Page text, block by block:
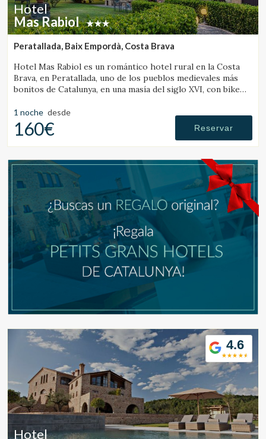
Hotel
Mas Rabiol
Peratallada, Baix Empordà, Costa Brava
Hotel Mas Rabiol es un romántico hotel rural en la Costa
Brava, en Peratallada, uno de los pueblos medievales más
bonitos de Catalunya, en una masía del siglo XVI, con bike
1 noche desde
160€ Reservar
4.6
Hotel
Modificar cookies